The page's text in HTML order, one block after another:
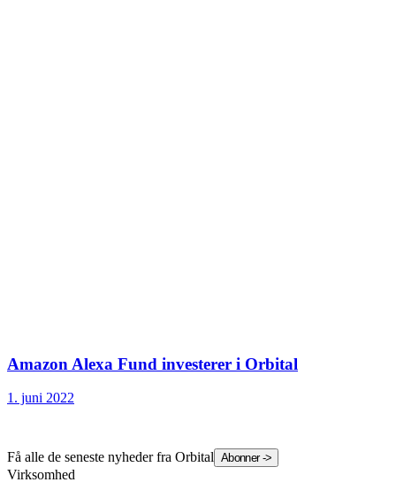
Amazon Alexa Fund investerer i Orbital
1. juni 2022
Få alle de seneste nyheder fra Orbital Abonner ->
Virksomhed